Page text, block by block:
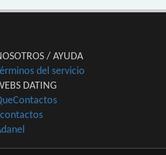
/ AYUDA
del servicio
DATING